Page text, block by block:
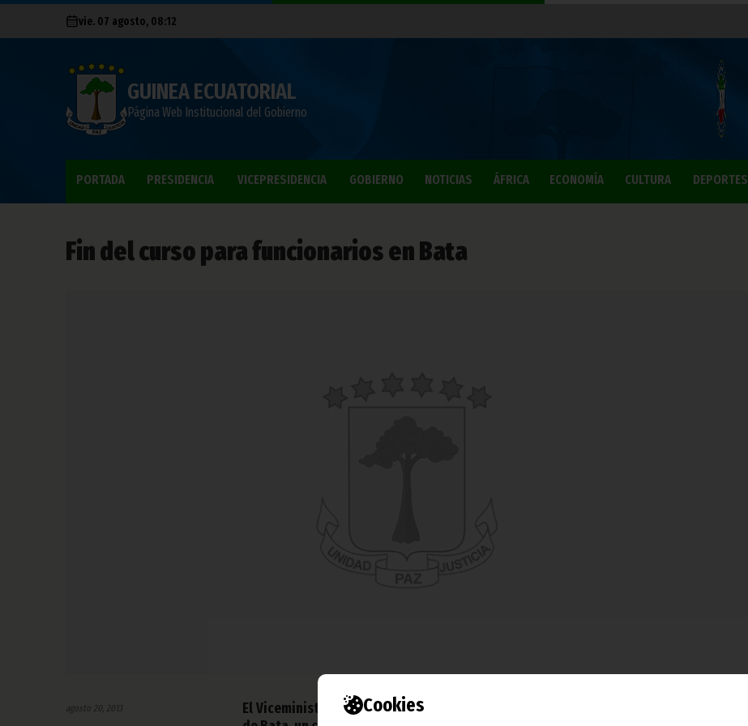
Cookies
vie. 07 agosto, 08:12
GUINEA ECUATORIAL
Página Web Institucional del Gobierno
PORTADA PRESIDENCIA VICEPRESIDENCIA GOBIERNO NOTICIAS ÁFRICA ECONOMÍA CULTURA DEPORTES
Fin del curso para funcionarios en Bata
agosto 20, 2013
El Viceministro de la Función Pública y Reforma Administrativa clausura, en la ciudad